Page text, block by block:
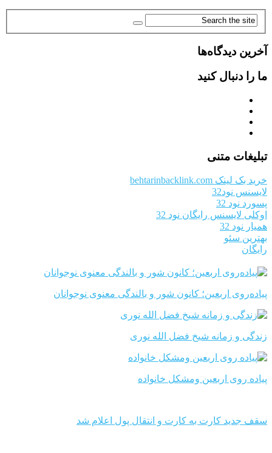
آخرین دیدگاه‌ها
ما را دنبال کنید
تبلیغات متنی
خرید بک لینک behtarinbacklink.com
لایسنس نود32
پسورد نود 32
اوکلی لایسنس رایگان نود 32
همیار نود 32
بهترین سئو
رایگان
پیاده‌روی اربعین؛ کانون شور و بالندگی معنوی نوجوانان
زندگی و زمانه شیخ فضل الله نوری
پیاده روی اربعین ومشکل خانواده
سقف جدید کارت به کارت و انتقال پول اعلام شد